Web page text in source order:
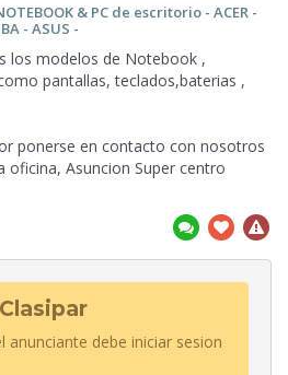
& PC de escritorio - ACER -
- ASUS -
los modelos de Notebook ,
pantallas, teclados,baterias ,
ponerse en contacto con nosotros
Asuncion Super centro
anunciante debe iniciar sesion